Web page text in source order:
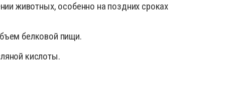
животных, особенно на поздних сроках
белковой пищи.
кислоты.